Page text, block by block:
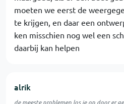
moeten we eerst de
te krijgen, en daar een
ken misschien nog wel een
daarbij kan helpen
alrik
de meeste problemen los je op door er